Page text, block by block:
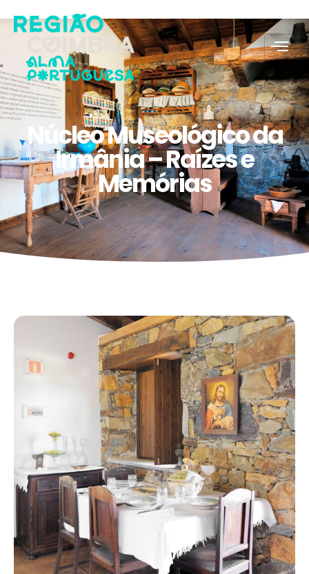
Núcleo Museológico da
Irmânia – Raízes e
Memórias